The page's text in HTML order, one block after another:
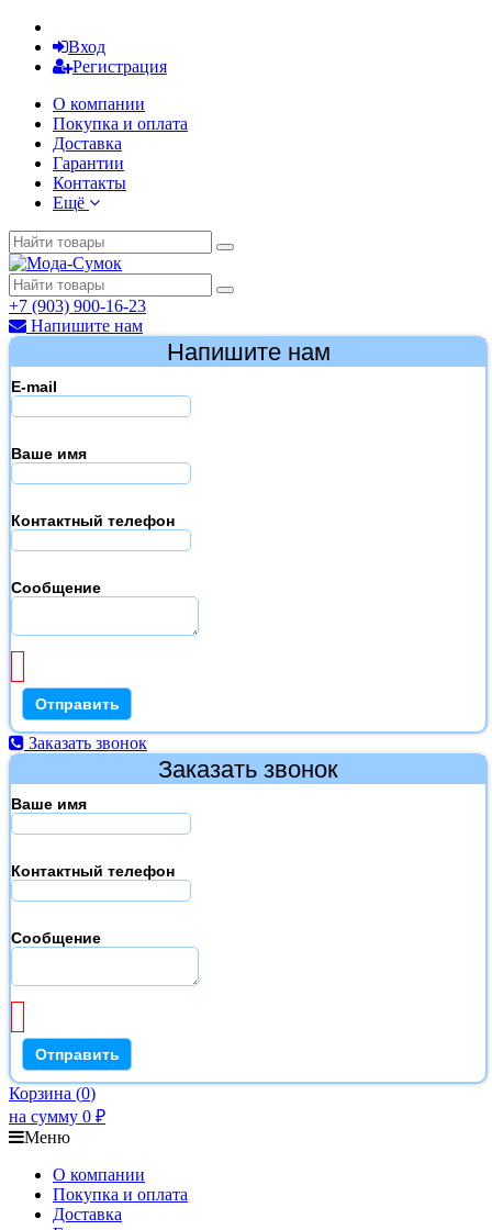
Вход
Регистрация
О компании
Покупка и оплата
Доставка
Гарантии
Контакты
Ещё
+7 (903) 900-16-23
Напишите нам
Напишите нам
E-mail
Ваше имя
Контактный телефон
Сообщение
Заказать звонок
Заказать звонок
Ваше имя
Контактный телефон
Сообщение
Корзина (0)
на сумму 0 ₽
Меню
О компании
Покупка и оплата
Доставка